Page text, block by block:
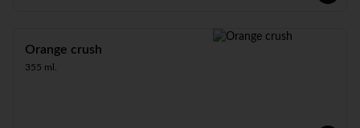
Orange crush
355 ml.